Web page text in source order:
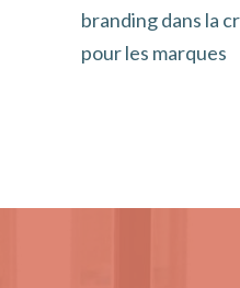
branding dans la
pour les marques